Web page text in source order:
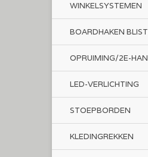
WINKELSYSTEMEN
BOARDHAKEN
OPRUIMING/2E-
LED-VERLICHTING
STOEPBORDEN
KLEDINGREKKEN